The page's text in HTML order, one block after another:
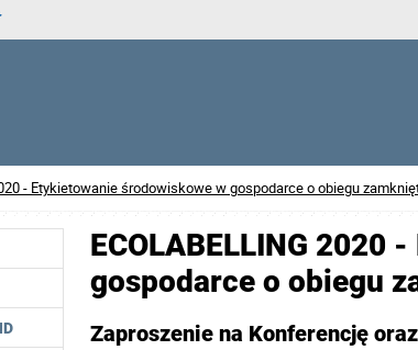
- Etykietowanie środowiskowe w gospodarce o obiegu
ECOLABELLING 2020
gospodarce o obiegu
Zaproszenie na Konferencję